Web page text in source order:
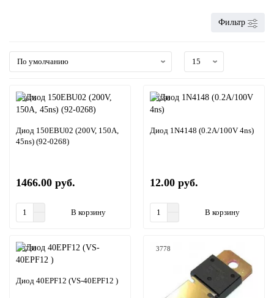
Фильтр
3676
Диод 150EBU02 (200V, 150А,
45ns) (92-0268)
1466.00 руб.
В корзину
3590
Диод 1N4148 (0.2A/100V 4ns)
12.00 руб.
В корзину
3730
Диод 40EPF12 (VS-40EPF12 )
3778